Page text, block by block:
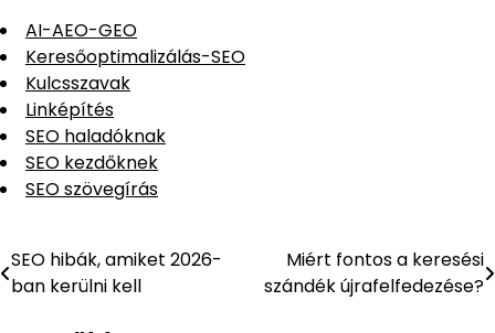
AI-AEO-GEO
Keresőoptimalizálás-SEO
Kulcsszavak
Linképítés
SEO haladóknak
SEO kezdőknek
SEO szövegírás
Bejegyzés
SEO hibák, amiket 2026-
ban kerülni kell
Miért fontos a keresési
szándék újrafelfedezése?